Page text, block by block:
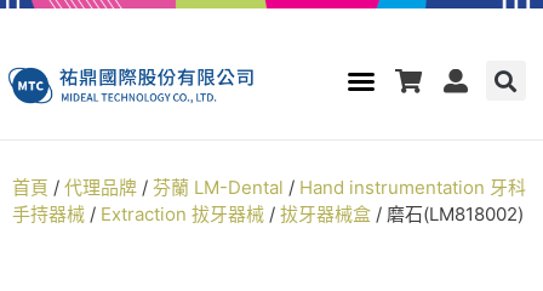
首頁 / 代理品牌 / 芬蘭 LM-Dental / Hand instrumentation 牙科
手持器械 / Extraction 拔牙器械 / 拔牙器械盒 / 磨石(LM818002)